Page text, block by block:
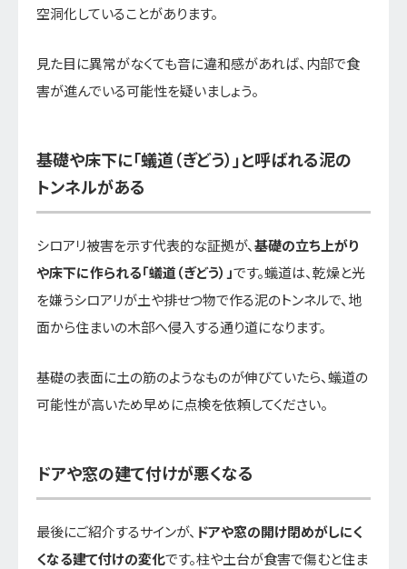
空洞化していることがあります。
見た目に異常がなくても音に違和感があれば、内部で食
害が進んでいる可能性を疑いましょう。
基礎や床下に「蟻道（ぎどう）」と呼ばれる泥の
トンネルがある
シロアリ被害を示す代表的な証拠が、基礎の立ち上がり
や床下に作られる「蟻道（ぎどう）」です。蟻道は、乾燥と光
を嫌うシロアリが土や排せつ物で作る泥のトンネルで、地
面から住まいの木部へ侵入する通り道になります。
基礎の表面に土の筋のようなものが伸びていたら、蟻道の
可能性が高いため早めに点検を依頼してください。
ドアや窓の建て付けが悪くなる
最後にご紹介するサインが、 ドアや窓の開け閉めがしにく
くなる建て付けの変化です。柱や土台が食害で傷むと住ま